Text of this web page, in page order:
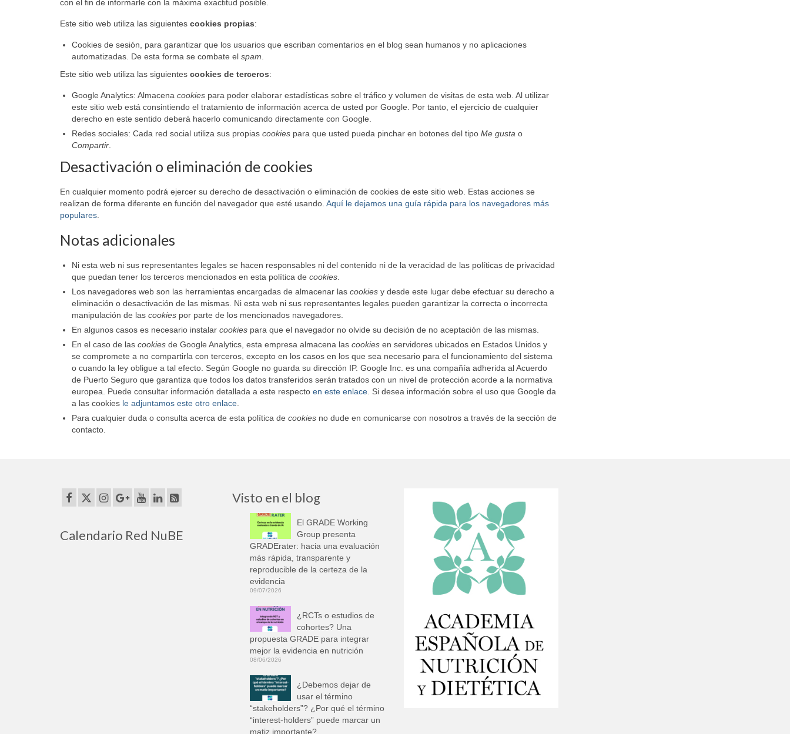
con el fin de informarle con la máxima exactitud posible.
Este sitio web utiliza las siguientes cookies propias:
Cookies de sesión, para garantizar que los usuarios que escriban comentarios en el blog sean humanos y no aplicaciones
automatizadas. De esta forma se combate el spam
Este sitio web utiliza las siguientes cookies de terceros:
Google Analytics: Almacena cookies para poder elaborar estadísticas sobre el tráfico y volumen de visitas de esta web. Al utilizar
este sitio web está consintiendo el tratamiento de información acerca de usted por Google. Por tanto, el ejercicio de cualquier
derecho en este sentido deberá hacerlo comunicando directamente con Google.
Redes sociales: Cada red social utiliza sus propias cookies para que usted pueda pinchar en botones del tipo Me gusta o
Compartir
Desactivación o eliminación de cookies
En cualquier momento podrá ejercer su derecho de desactivación o eliminación de cookies de este sitio web. Estas acciones se
realizan de forma diferente en función del navegador que esté usando. Aquí le dejamos una guía rápida para los navegadores más
populares
Notas adicionales
Ni esta web ni sus representantes legales se hacen responsables ni del contenido ni de la veracidad de las políticas de privacidad
que puedan tener los terceros mencionados en esta política de cookies
Los navegadores web son las herramientas encargadas de almacenar las cookies y desde este lugar debe efectuar su derecho a
eliminación o desactivación de las mismas. Ni esta web ni sus representantes legales pueden garantizar la correcta o incorrecta
manipulación de las cookies por parte de los mencionados navegadores.
En algunos casos es necesario instalar cookies para que el navegador no olvide su decisión de no aceptación de las mismas.
En el caso de las cookies de Google Analytics, esta empresa almacena las cookies en servidores ubicados en Estados Unidos y
se compromete a no compartirla con terceros, excepto en los casos en los que sea necesario para el funcionamiento del sistema
o cuando la ley obligue a tal efecto. Según Google no guarda su dirección IP. Google Inc. es una compañía adherida al Acuerdo
de Puerto Seguro que garantiza que todos los datos transferidos serán tratados con un nivel de protección acorde a la normativa
europea. Puede consultar información detallada a este respecto en este enlace . Si desea información sobre el uso que Google da
a las cookies le adjuntamos este otro enlace
Para cualquier duda o consulta acerca de esta política de cookies no dude en comunicarse con nosotros a través de la sección de
contacto.
Calendario Red NuBE
Visto en el blog
El GRADE Working
Group presenta
GRADErater: hacia una evaluación
más rápida, transparente y
reproducible de la certeza de la
evidencia
09/07/2026
¿RCTs o estudios de
cohortes? Una
propuesta GRADE para integrar
mejor la evidencia en nutrición
08/06/2026
¿Debemos dejar de
usar el término
“stakeholders”? ¿Por qué el término
“interest-holders” puede marcar un
matiz importante?